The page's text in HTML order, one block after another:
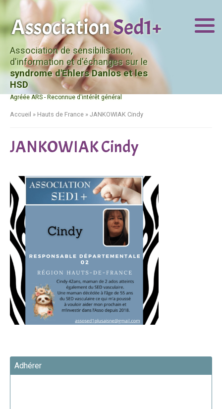
Association de sensibilisation,
d'information et d'échanges sur le
syndrome d'Ehlers Danlos et les
HSD
Agréée ARS - Reconnue d'intérêt général
Accueil » Hauts de France » JANKOWIAK Cindy
JANKOWIAK Cindy
Adhérer